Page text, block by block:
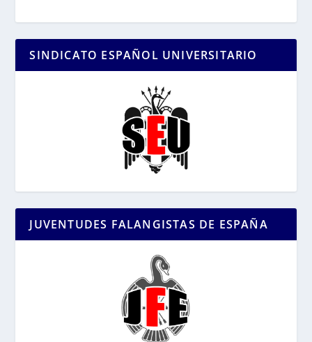
SINDICATO ESPAÑOL UNIVERSITARIO
JUVENTUDES FALANGISTAS DE ESPAÑA